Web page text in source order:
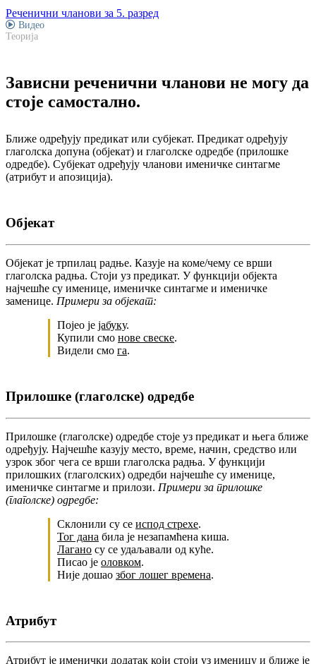
Реченични чланови за 5. разред
Видео
Теорија
Зависни реченични чланови не могу да
стоје самостално.
Ближе одређују предикат или субјекат. Предикат одређују
глаголска допуна (објекат) и глаголске одредбе (прилошке
одредбе). Субјекат одређују чланови именичке синтагме
(атрибут и апозиција).
Објекат
Објекат је трпилац радње. Казује на коме/чему се врши
глаголска радња. Стоји уз предикат. У функцији објекта
најчешће су именице, именичке синтагме и именичке
заменице. Примери за објекат:
Појео је јабуку.
Купили смо нове свеске.
Видели смо га.
Прилошке (глаголске) одредбе
Прилошке (глаголске) одредбе стоје уз предикат и њега ближе
одређују. Најчешће казују место, време, начин, средство или
узрок због чега се врши глаголска радња. У функцији
прилошких (глаголских) одредби најчешће су именице,
именичке синтагме и прилози. Примери за прилошке
(глаголске) одредбе:
Склонили су се испод стрехе.
Тог дана била је незапамћена киша.
Лагано су се удаљавали од куће.
Писао је оловком.
Није дошао због лошег времена.
Атрибут
Атрибут је именички додатак који стоји уз именицу и ближе је